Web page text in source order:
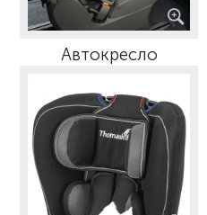
Автокресло